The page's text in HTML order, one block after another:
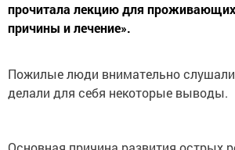
прочитала лекцию для
причины и лечение».
Пожилые люди внимательно
делали для себя некоторые выводы.